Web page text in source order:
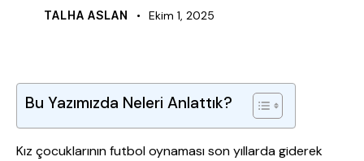
TALHA ASLAN Ekim 1, 2025
Bu Yazımızda Neleri Anlattık?
Kız çocuklarının futbol oynaması son yıllarda giderek